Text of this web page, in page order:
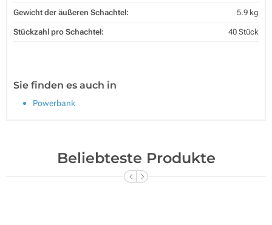
Gewicht der äußeren Schachtel: 5.9 kg
Stückzahl pro Schachtel: 40 Stück
Sie finden es auch in
Powerbank
Beliebteste Produkte